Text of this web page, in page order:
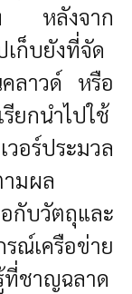
หลังจาก
เก็บยังที่จัด
ลาวด์ หรือ
ยกนำไปใช้
อร์ประมวล
มผล
กับวัตถุและ
ณ์เครือข่าย
ที่ชาญฉลาด